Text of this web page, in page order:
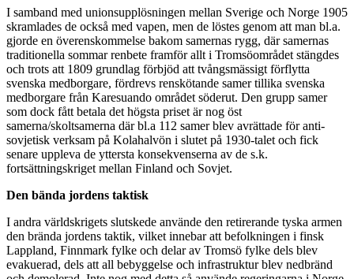
I samband med unionsupplösningen mellan Sverige och Norge 1905
skramlades de också med vapen, men de löstes genom att man bl.a.
gjorde en överenskommelse bakom samernas rygg, där samernas
traditionella sommar renbete framför allt i Tromsöområdet stängdes
och trots att 1809 grundlag förbjöd att tvångsmässigt förflytta
svenska medborgare, fördrevs renskötande samer tillika svenska
medborgare från Karesuando området söderut. Den grupp samer
som dock fått betala det högsta priset är nog öst
samerna/skoltsamerna där bl.a 112 samer blev avrättade för anti-
sovjetisk verksam på Kolahalvön i slutet på 1930-talet och fick
senare uppleva de yttersta konsekvenserna av de s.k.
fortsättningskriget mellan Finland och Sovjet.
Den bända jordens taktisk
I andra världskrigets slutskede använde den retirerande tyska armen
den brända jordens taktik, vilket innebar att befolkningen i finsk
Lappland, Finnmark fylke och delar av Tromsö fylke dels blev
evakuerad, dels att all bebyggelse och infrastruktur blev nedbränd